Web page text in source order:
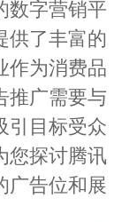
字营销平
供了丰富的
作为消费品
推广需要与
引目标受众
您探讨腾讯
广告位和展